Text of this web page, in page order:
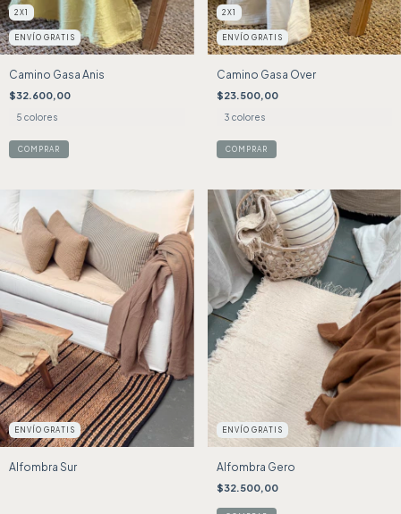
2X1
ENVÍO GRATIS
Camino Gasa Anis
$32.600,00
5 colores
COMPRAR
2X1
ENVÍO GRATIS
Camino Gasa Over
$23.500,00
3 colores
COMPRAR
ENVÍO GRATIS
Alfombra Sur
ENVÍO GRATIS
Alfombra Gero
$32.500,00